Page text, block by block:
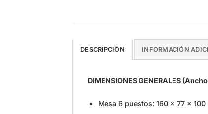
DESCRIPCIÓN INFORMACIÓN
DIMENSIONES GENERALES
Mesa 6 puestos: 160 x 77 x 100